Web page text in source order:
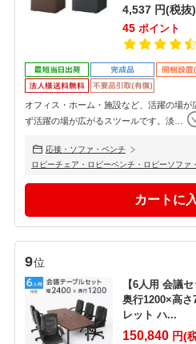
4,537円(税抜)
45 ポイント
オフィス・ホーム・施設など、活躍の場
ず活躍の場が広がるスツールです。淡
応接・ソファ・ベンチ
ロビーチェア・ロビーベンチ・ロビーソファ
9位
【6人用 会議
奥行1200×高
レット ハ...
150,840円(